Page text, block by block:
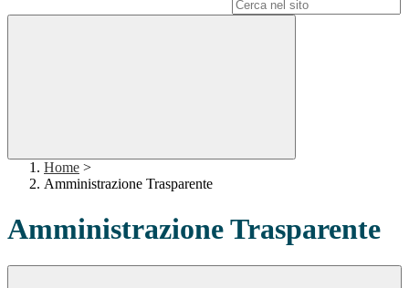
Home >
Amministrazione Trasparente
Amministrazione Trasparente